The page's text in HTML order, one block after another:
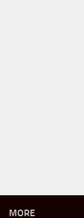
MORE